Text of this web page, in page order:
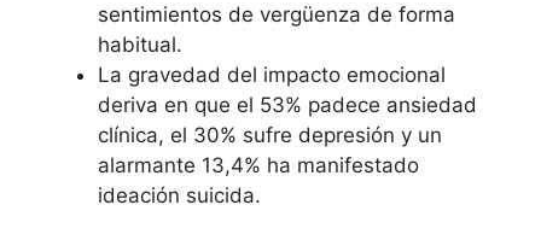
sentimientos de vergüenza de forma
habitual.
La gravedad del impacto emocional
deriva en que el 53% padece ansiedad
clínica, el 30% sufre depresión y un
alarmante 13,4% ha manifestado
ideación suicida.